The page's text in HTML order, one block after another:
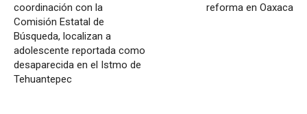
coordinación con la
Comisión Estatal de
Búsqueda, localizan a
adolescente reportada como
desaparecida en el Istmo de
Tehuantepec
reforma en Oaxaca